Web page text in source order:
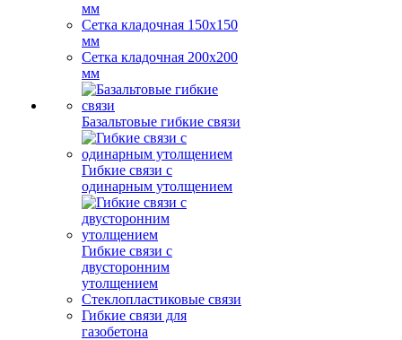
мм
Сетка кладочная 150x150
мм
Сетка кладочная 200x200
мм
Базальтовые гибкие связи
Гибкие связи с
одинарным утолщением
Гибкие связи с
двусторонним
утолщением
Стеклопластиковые связи
Гибкие связи для
газобетона